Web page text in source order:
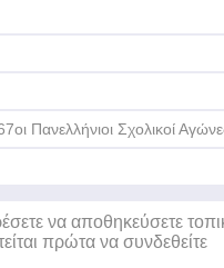
Πανελλήνιοι Σχολικοί
να αποθηκεύσετε
πρώτα να συνδεθείτε